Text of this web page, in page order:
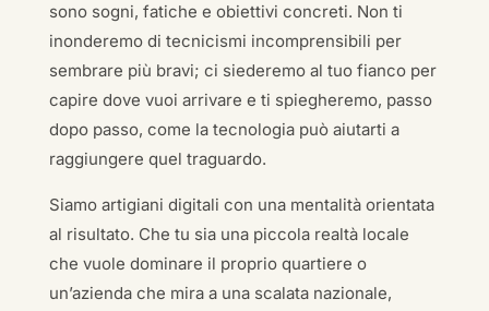
sono sogni, fatiche e obiettivi concreti. Non ti
inonderemo di tecnicismi incomprensibili per
sembrare più bravi; ci siederemo al tuo fianco per
capire dove vuoi arrivare e ti spiegheremo, passo
dopo passo, come la tecnologia può aiutarti a
raggiungere quel traguardo.
Siamo artigiani digitali con una mentalità orientata
al risultato. Che tu sia una piccola realtà locale
che vuole dominare il proprio quartiere o
un’azienda che mira a una scalata nazionale,